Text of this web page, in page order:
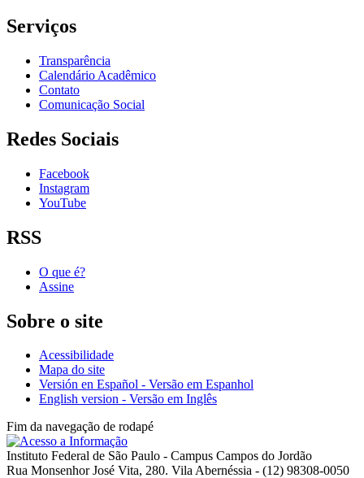
Serviços
Transparência
Calendário Acadêmico
Contato
Comunicação Social
Redes Sociais
Facebook
Instagram
YouTube
RSS
O que é?
Assine
Sobre o site
Acessibilidade
Mapa do site
Versión en Español - Versão em Espanhol
English version - Versão em Inglês
Fim da navegação de rodapé
Instituto Federal de São Paulo - Campus Campos do Jordão
Rua Monsenhor José Vita, 280. Vila Abernéssia - (12) 98308-0050